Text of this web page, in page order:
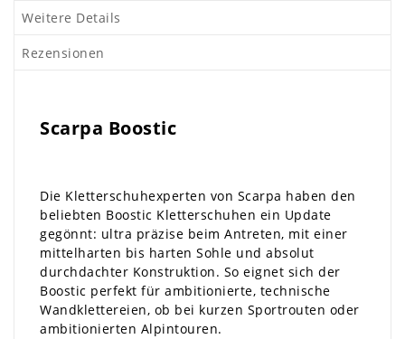
Weitere Details
Rezensionen
Scarpa Boostic
Die Kletterschuhexperten von Scarpa haben den
beliebten Boostic Kletterschuhen ein Update
gegönnt: ultra präzise beim Antreten, mit einer
mittelharten bis harten Sohle und absolut
durchdachter Konstruktion. So eignet sich der
Boostic perfekt für ambitionierte, technische
Wandklettereien, ob bei kurzen Sportrouten oder
ambitionierten Alpintouren.